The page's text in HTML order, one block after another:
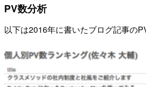
PV数分析
以下は2016年に書いたブログ記事の